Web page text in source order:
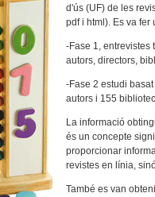
d'ús (UF) de les
pdf i html). Es va fer
-Fase 1, entrevistes
autors, directors,
-Fase 2 estudi
autors i 155
La informació
és un concepte
proporcionar
revistes en línia,
També es van